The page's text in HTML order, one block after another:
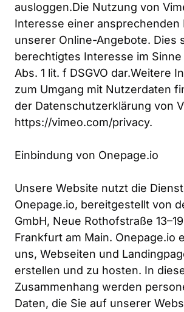
ausloggen.Die Nutzung von
Interesse einer ansprechenden
unserer Online-Angebote. Dies
berechtigtes Interesse im Sinne
Abs. 1 lit. f DSGVO dar.Weitere
zum Umgang mit Nutzerdaten
der Datenschutzerklärung von
https://vimeo.com/privacy.
Einbindung von Onepage.io
Unsere Website nutzt die
Onepage.io, bereitgestellt von
GmbH, Neue Rothofstraße
Frankfurt am Main. Onepage.io
uns, Webseiten und
erstellen und zu hosten. In
Zusammenhang werden
Daten, die Sie auf unserer